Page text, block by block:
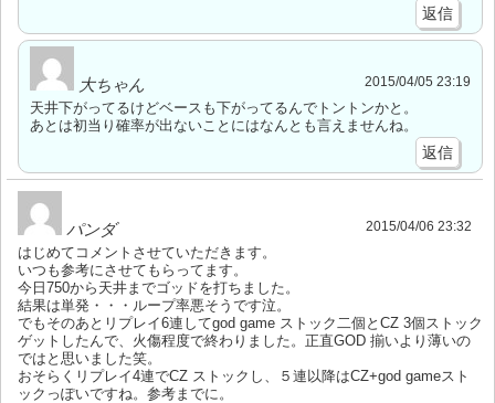
返信
大ちゃん 2015/04/05 23:19
天井下がってるけどベースも下がってるんでトントンかと。
あとは初当り確率が出ないことにはなんとも言えませんね。
返信
パンダ 2015/04/06 23:32
はじめてコメントさせていただきます。
いつも参考にさせてもらってます。
今日750から天井までゴッドを打ちました。
結果は単発・・・ループ率悪そうです泣。
でもそのあとリプレイ6連してgod game ストック二個とCZ 3個ストック
ゲットしたんで、火傷程度で終わりました。正直GOD 揃いより薄いの
ではと思いました笑。
おそらくリプレイ4連でCZ ストックし、５連以降はCZ+god gameスト
ックっぽいですね。参考までに。